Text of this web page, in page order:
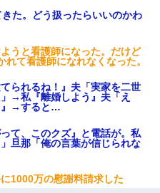
た。どう扱ったらいいのかわ
うと看護師になった。だけど
て看護師になれなくなった。
られるね！』夫「実家を二世
→私『離婚しよう』夫「え
』→すると…
て、このクズ』と電話が。私
旦那「俺の言葉が信じられな
1000万の慰謝料請求した